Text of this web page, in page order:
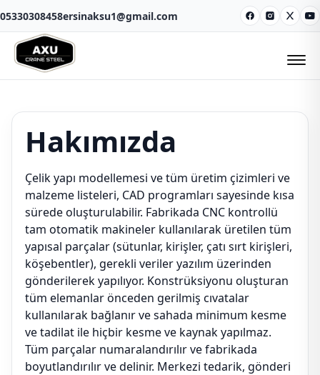
05330308458ersinaksu1@gmail.com Facebook
Instagram
X
Hakımızda
Çelik yapı modellemesi ve tüm üretim çizimleri ve
malzeme listeleri, CAD programları sayesinde kısa
sürede oluşturulabilir. Fabrikada CNC kontrollü
tam otomatik makineler kullanılarak üretilen tüm
yapısal parçalar (sütunlar, kirişler, çatı sırt kirişleri,
köşebentler), gerekli veriler yazılım üzerinden
gönderilerek yapılıyor. Konstrüksiyonu oluşturan
tüm elemanlar önceden gerilmiş cıvatalar
kullanılarak bağlanır ve sahada minimum kesme
ve tadilat ile hiçbir kesme ve kaynak yapılmaz.
Tüm parçalar numaralandırılır ve fabrikada
boyutlandırılır ve delinir. Merkezi tedarik, gönderi